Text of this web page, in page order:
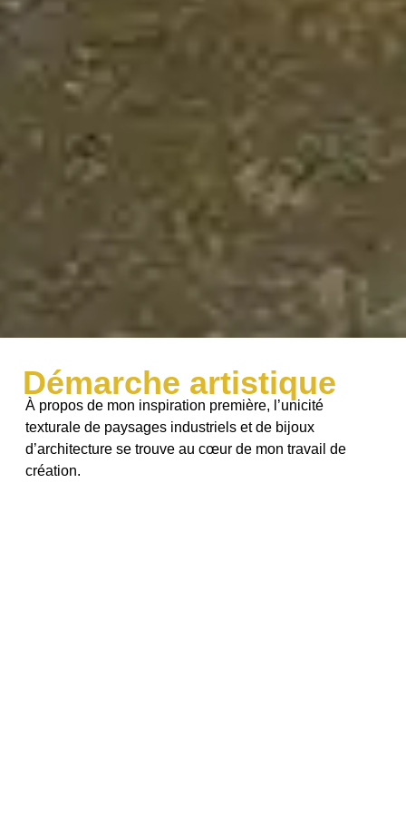
Démarche artistique
À propos de mon inspiration première, l’unicité
texturale de paysages industriels et de bijoux
d’architecture se trouve au cœur de mon travail de
création.